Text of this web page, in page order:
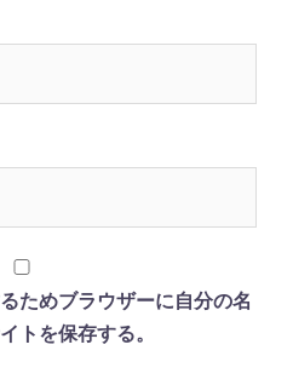
ためブラウザーに自分の名
トを保存する。